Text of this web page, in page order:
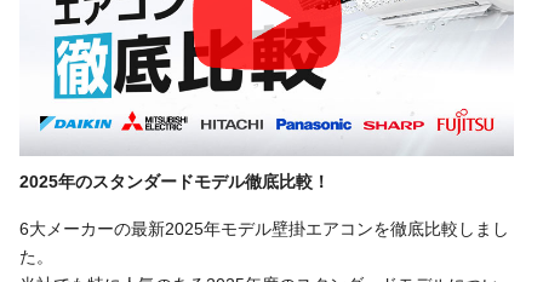
2025年のスタンダードモデル徹底比較！
6大メーカーの最新2025年モデル壁掛エアコンを徹底比較しまし
た。